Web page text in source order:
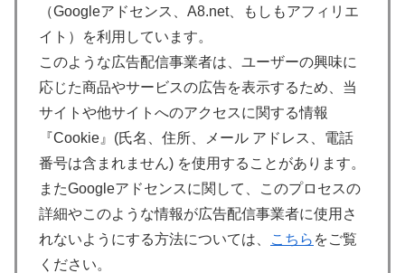
（Googleアドセンス、A8.net、もしもアフィリエ
イト）を利用しています。
このような広告配信事業者は、ユーザーの興味に
応じた商品やサービスの広告を表示するため、当
サイトや他サイトへのアクセスに関する情報
『Cookie』(氏名、住所、メール アドレス、電話
番号は含まれません) を使用することがあります。
またGoogleアドセンスに関して、このプロセスの
詳細やこのような情報が広告配信事業者に使用さ
れないようにする方法については、
こちら をご覧
ください。